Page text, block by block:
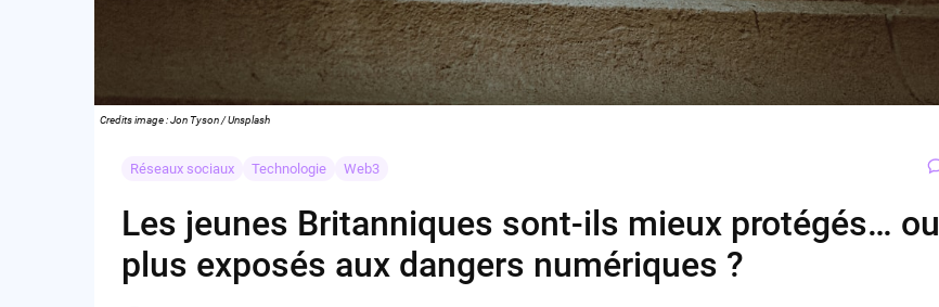
Credits image : Jon Tyson / Unsplash
Réseaux sociaux Technologie Web3
Les jeunes Britanniques sont-ils mieux protégés… ou
plus exposés aux dangers numériques ?